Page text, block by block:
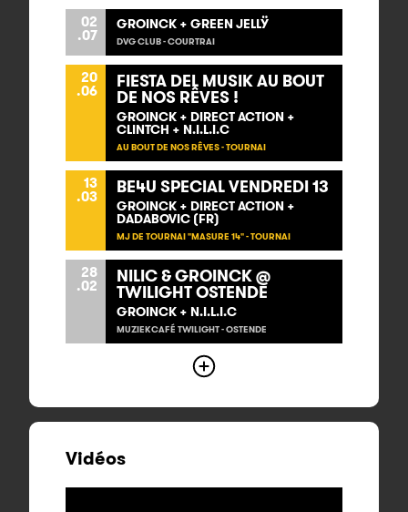
02
.07
GROINCK + GREEN JELLŸ
DVG CLUB - COURTRAI
20
.06 FIESTA DEL MUSIK AU BOUT
DE NOS RÊVES !
GROINCK + DIRECT ACTION +
CLINTCH + N.I.L.I.C
AU BOUT DE NOS RÊVES - TOURNAI
13
.03 BE4U SPECIAL VENDREDI 13
GROINCK + DIRECT ACTION +
DADABOVIC (FR)
MJ DE TOURNAI "MASURE 14" - TOURNAI
28
.02 NILIC & GROINCK @
TWILIGHT OSTENDE
GROINCK + N.I.L.I.C
MUZIEKCAFÉ TWILIGHT - OSTENDE
Vidéos